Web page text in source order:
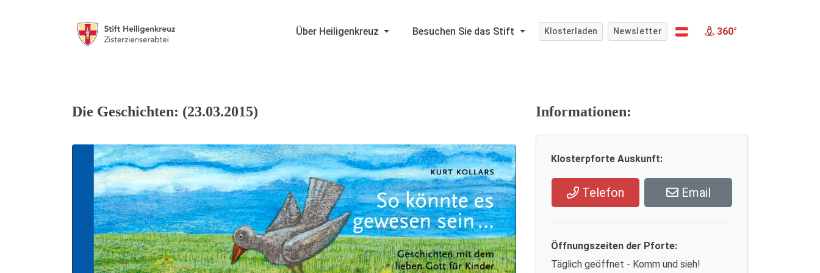
Über Heiligenkreuz Besuchen Sie das Stift Klosterladen Newsletter 360°
Die Geschichten: (23.03.2015) Informationen:
Klosterpforte Auskunft:
Telefon Email
Öffnungszeiten der Pforte:
Täglich geöffnet - Komm und sieh!